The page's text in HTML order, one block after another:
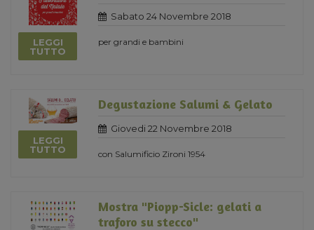
LEGGI
TUTTO
Sabato 24 Novembre 2018
per grandi e bambini
LEGGI
TUTTO
Degustazione Salumi & Gelato
Giovedi 22 Novembre 2018
con Salumificio Zironi 1954
Mostra "Piopp-Sicle: gelati a
traforo su stecco"